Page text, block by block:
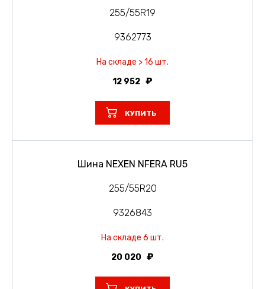
255/55R19
9362773
На складе > 16 шт.
12 952
КУПИТЬ
Шина NEXEN NFERA RU5
255/55R20
9326843
На складе 6 шт.
20 020